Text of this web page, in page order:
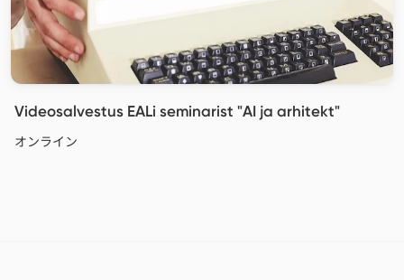
Videosalvestus EALi seminarist "AI ja arhitekt"
オンライン